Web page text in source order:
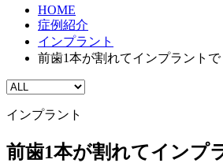
HOME
症例紹介
インプラント
前歯1本が割れてインプラント
インプラント
前歯1本が割れてイン